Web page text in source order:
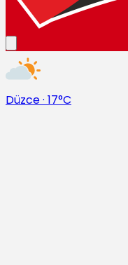
Düzce· 17°C